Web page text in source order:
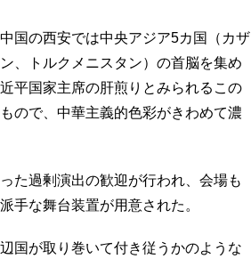
国の西安では中央アジア5カ国（カザ
、トルクメニスタン）の首脳を集め
平国家主席の肝煎りとみられるこの
ので、中華主義的色彩がきわめて濃
た過剰演出の歓迎が行われ、会場も
手な舞台装置が用意された。
国が取り巻いて付き従うかのような